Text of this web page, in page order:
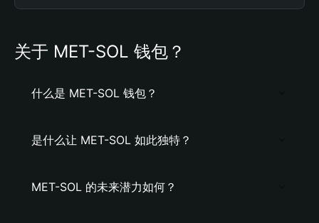
关于 MET-SOL 钱包？
什么是 MET-SOL 钱包？
是什么让 MET-SOL 如此独特？
MET-SOL 的未来潜力如何？